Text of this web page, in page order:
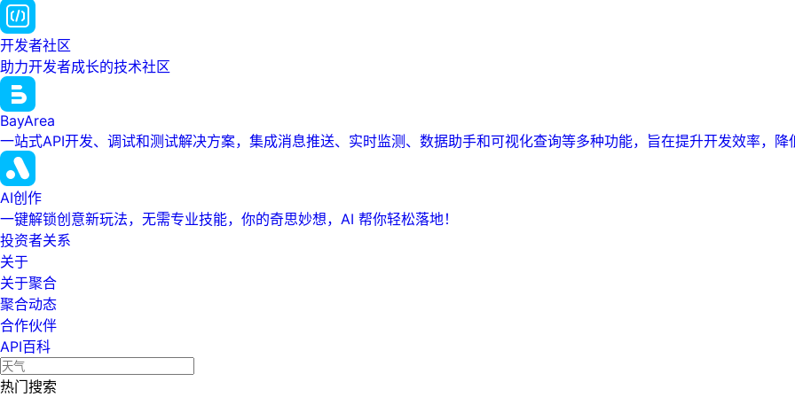
开发者社区
助力开发者成长的技术社区
BayArea
一站式API开发、调试和测试解决方案，集成消息推送、实时监测、数据助手和可视化查询等多种功能，旨在提升开发效率，降
AI创作
一键解锁创意新玩法，无需专业技能，你的奇思妙想，AI 帮你轻松落地！
投资者关系
关于
关于聚合
聚合动态
合作伙伴
API百科
热门搜索